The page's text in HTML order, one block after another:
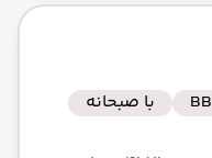
BB با صبحانه